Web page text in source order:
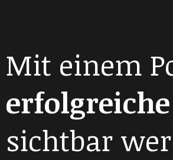
Mit einem
sichtbar